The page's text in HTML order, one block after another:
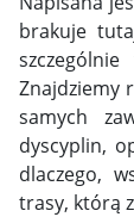
brakuje
Znajdziemy
samych
dyscyplin,
dlaczego,
trasy, którą